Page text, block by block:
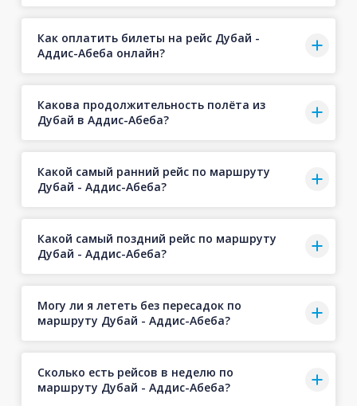
Как оплатить билеты на рейс Дубай -
Аддис-Абеба онлайн?
Какова продолжительность полёта из
Дубай в Аддис-Абеба?
Какой самый ранний рейс по маршруту
Дубай - Аддис-Абеба?
Какой самый поздний рейс по маршруту
Дубай - Аддис-Абеба?
Могу ли я лететь без пересадок по
маршруту Дубай - Аддис-Абеба?
Сколько есть рейсов в неделю по
маршруту Дубай - Аддис-Абеба?